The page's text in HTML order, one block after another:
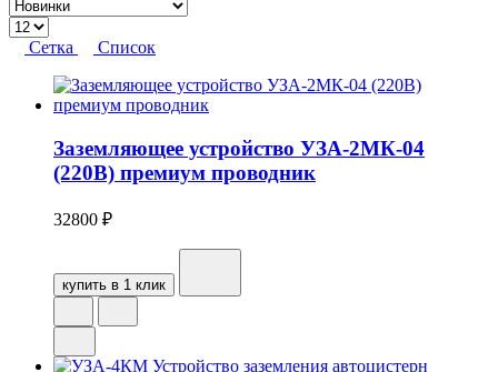
Сетка Список
Заземляющее устройство УЗА-2МК-04
(220В) премиум проводник
32800 ₽
купить в 1 клик